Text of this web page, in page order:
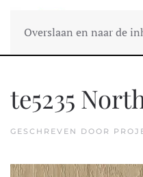
Overslaan en naar de
te5235
GESCHREVEN DOOR